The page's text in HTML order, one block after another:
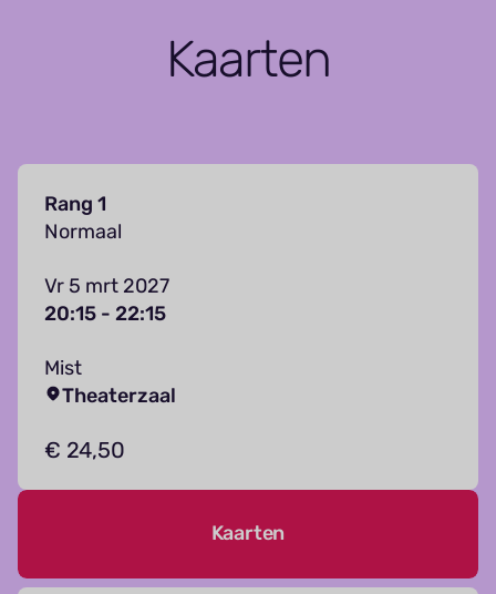
Kaarten
Rang 1
Normaal
Vr 5 mrt 2027
20:15 - 22:15
Mist
Theaterzaal
€ 24,50
Kaarten